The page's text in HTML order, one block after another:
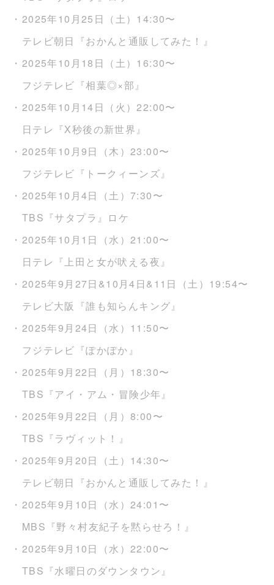
・2025年10月25日（土）14:30〜
テレビ朝日『おかんと通販してみた！』
・2025年10月18日（土）16:30〜
フジテレビ『相葉◎×部』
・2025年10月14日（火）22:00〜
日テレ『X秒後の新世界』
・2025年10月9日（木）23:00〜
フジテレビ『トークィーンズ』
・2025年10月4日（土）7:30〜
TBS『サタプラ』ロケ
・2025年10月1日（水）21:00〜
日テレ『上田と女が吠える夜』
・2025年9月27日&10月4日&11日（土）19:54〜
テレビ大阪『誰も知らんキング』
・2025年9月24日（水）11:50〜
フジテレビ『ぽかぽか』
・2025年9月22日（月）18:30〜
TBS『アイ・アム・冒険少年』
・2025年9月22日（月）8:00〜
TBS『ラヴィット！』
・2025年9月20日（土）14:30〜
テレビ朝日『おかんと通販してみた！』
・2025年9月10日（水）24:01〜
MBS『野々村友紀子を黙らせろ！』
・2025年9月10日（水）22:00〜
TBS『水曜日のダウンタウン』